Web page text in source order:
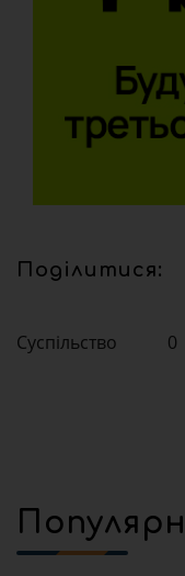
Поділитися:
Суспільство 0